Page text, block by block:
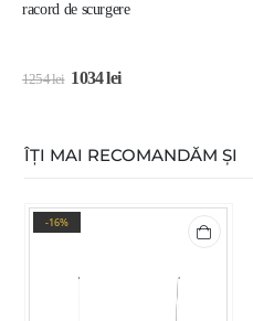
racord de scurgere
1254lei 1034lei
ÎȚI MAI RECOMANDĂM ȘI
-16%